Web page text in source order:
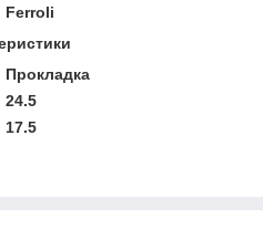
Ferroli
Прокладка
24.5
17.5